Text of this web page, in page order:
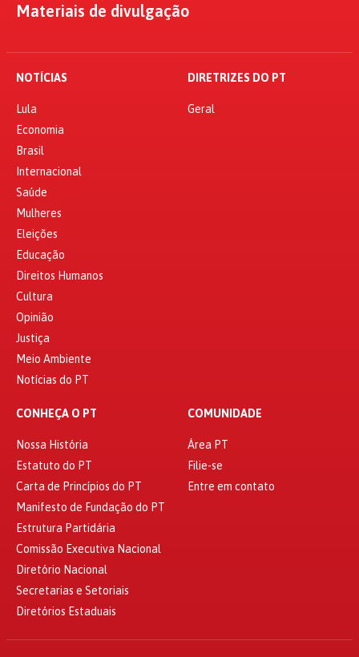
Materiais de divulgação
NOTÍCIAS
Lula
Economia
Brasil
Internacional
Saúde
Mulheres
Eleições
Educação
Direitos Humanos
Cultura
Opinião
Justiça
Meio Ambiente
Notícias do PT
DIRETRIZES DO PT
Geral
CONHEÇA O PT
Nossa História
Estatuto do PT
Carta de Princípios do PT
Manifesto de Fundação do PT
Estrutura Partidária
Comissão Executiva Nacional
Diretório Nacional
Secretarias e Setoriais
Diretórios Estaduais
COMUNIDADE
Área PT
Filie-se
Entre em contato